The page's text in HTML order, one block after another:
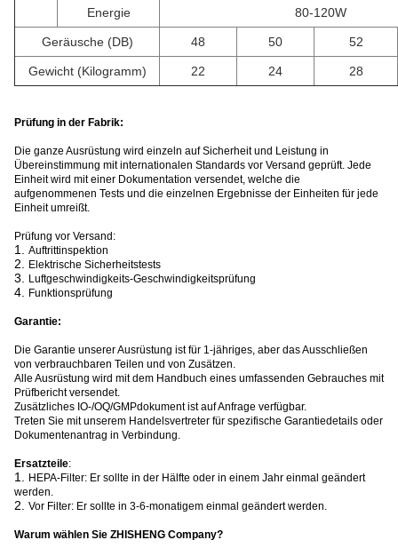
Energie 80-120W
Geräusche (DB) 48 50 52
Gewicht (Kilogramm) 22 24 28
Prüfung in der Fabrik:
Die ganze Ausrüstung wird einzeln auf Sicherheit und Leistung in
Übereinstimmung mit internationalen Standards vor Versand geprüft. Jede
Einheit wird mit einer Dokumentation versendet, welche die
aufgenommenen Tests und die einzelnen Ergebnisse der Einheiten für jede
Einheit umreißt.
Prüfung vor Versand:
1. Auftrittinspektion
2. Elektrische Sicherheitstests
3. Luftgeschwindigkeits-Geschwindigkeitsprüfung
4. Funktionsprüfung
Garantie:
Die Garantie unserer Ausrüstung ist für 1-jähriges, aber das Ausschließen
von verbrauchbaren Teilen und von Zusätzen.
Alle Ausrüstung wird mit dem Handbuch eines umfassenden Gebrauches mit
Prüfbericht versendet.
Zusätzliches IO-/OQ/GMPdokument ist auf Anfrage verfügbar.
Treten Sie mit unserem Handelsvertreter für spezifische Garantiedetails oder
Dokumentenantrag in Verbindung.
Ersatzteile:
1.
HEPA-Filter: Er sollte in der Hälfte oder in einem Jahr einmal geändert
werden.
2. Vor Filter: Er sollte in 3-6-monatigem einmal geändert werden.
Warum wählen Sie ZHISHENG Company?